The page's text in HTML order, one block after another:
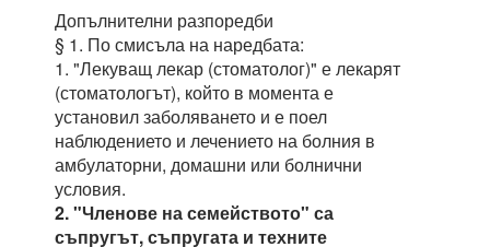
Допълнителни разпоредби
§ 1. По смисъла на наредбата:
1. "Лекуващ лекар (стоматолог)" е лекарят
(стоматологът), който в момента е
установил заболяването и е поел
наблюдението и лечението на болния в
амбулаторни, домашни или болнични
условия.
2. "Членове на семейството" са
съпругът, съпругата и техните